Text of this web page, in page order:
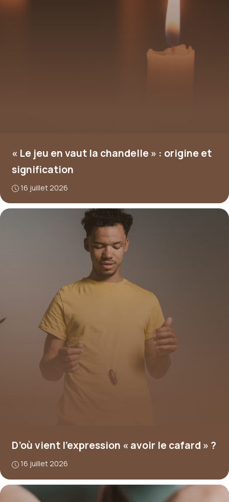
« Le jeu en vaut la chandelle » : origine et
signification
16 juillet 2026
D’où vient l’expression « avoir le cafard » ?
16 juillet 2026